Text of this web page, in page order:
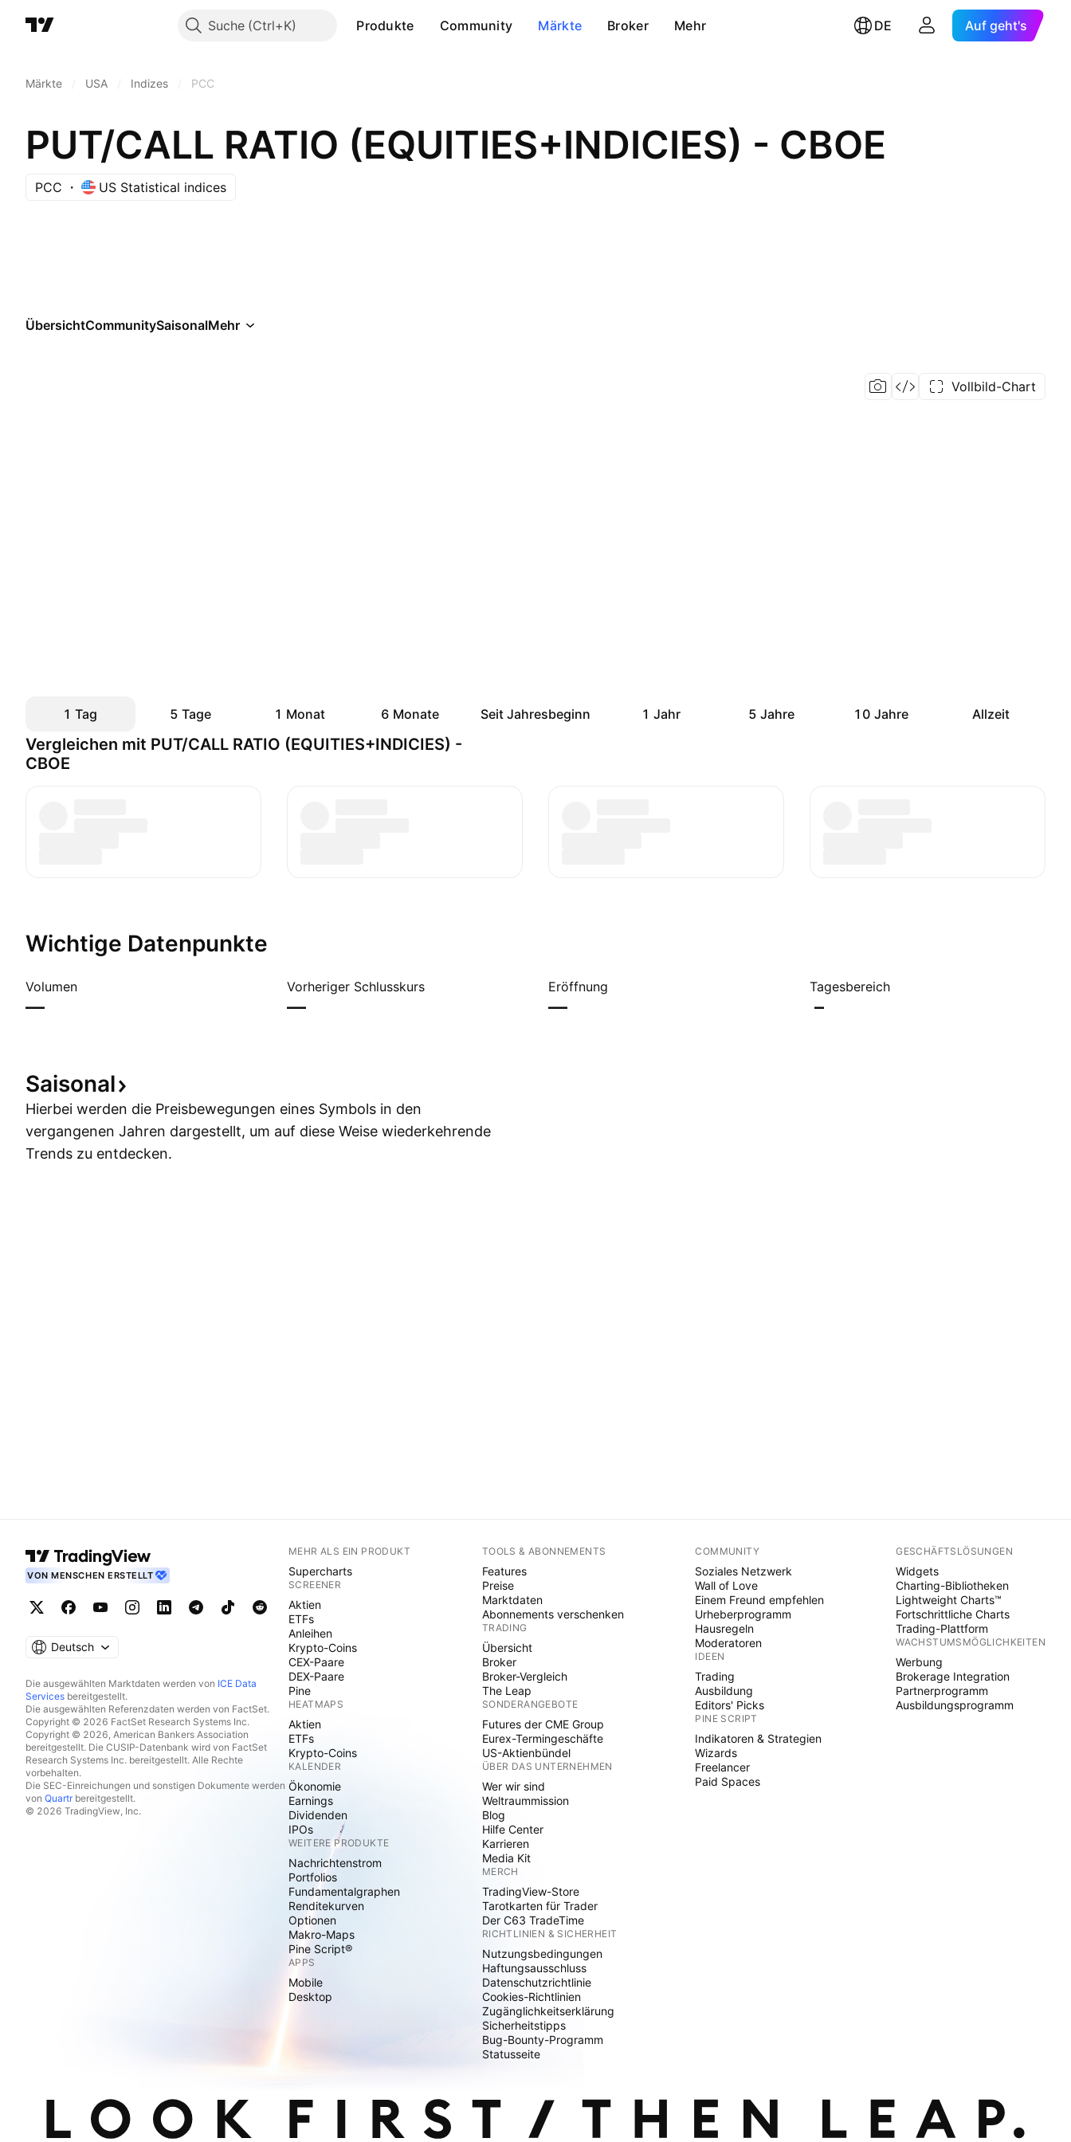
Suche Produkte Community Märkte Broker Mehr DE Auf geht's
Märkte USA Indizes PCC
PUT/CALL RATIO (EQUITIES+INDICIES) - CBOE
PCC US Statistical indices
ÜbersichtCommunitySaisonalMehr
Vollbild-Chart
1 Tag 5 Tage 1 Monat 6 Monate Seit Jahresbeginn 1 Jahr 5 Jahre 10 Jahre Allzeit
Vergleichen mit PUT/CALL RATIO (EQUITIES+INDICIES) -
CBOE
Wichtige Datenpunkte
Volumen
—
Vorheriger Schlusskurs
—
Eröffnung
—
Tagesbereich
–
Saisonal
Hierbei werden die Preisbewegungen eines Symbols in den
vergangenen Jahren dargestellt, um auf diese Weise wiederkehrende
Trends zu entdecken.
VON MENSCHEN ERSTELLT
Deutsch
Die ausgewählten Marktdaten werden von ICE Data
Services bereitgestellt.
Die ausgewählten Referenzdaten werden von FactSet.
Copyright © 2026 FactSet Research Systems Inc.
Copyright © 2026, American Bankers Association
bereitgestellt. Die CUSIP-Datenbank wird von FactSet
Research Systems Inc. bereitgestellt. Alle Rechte
vorbehalten.
Die SEC-Einreichungen und sonstigen Dokumente werden
von Quartrbereitgestellt.
© 2026 TradingView, Inc.
MEHR ALS EIN PRODUKT
Supercharts
SCREENER
Aktien
ETFs
Anleihen
Krypto-Coins
CEX-Paare
DEX-Paare
Pine
HEATMAPS
Aktien
ETFs
Krypto-Coins
KALENDER
Ökonomie
Earnings
Dividenden
IPOs
WEITERE PRODUKTE
Nachrichtenstrom
Portfolios
Fundamentalgraphen
Renditekurven
Optionen
Makro-Maps
Pine Script®
APPS
Mobile
Desktop
TOOLS & ABONNEMENTS
Features
Preise
Marktdaten
Abonnements verschenken
TRADING
Übersicht
Broker
Broker-Vergleich
The Leap
SONDERANGEBOTE
Futures der CME Group
Eurex-Termingeschäfte
US-Aktienbündel
ÜBER DAS UNTERNEHMEN
Wer wir sind
Weltraummission
Blog
Hilfe Center
Karrieren
Media Kit
MERCH
TradingView-Store
Tarotkarten für Trader
Der C63 TradeTime
RICHTLINIEN & SICHERHEIT
Nutzungsbedingungen
Haftungsausschluss
Datenschutzrichtlinie
Cookies-Richtlinien
Zugänglichkeitserklärung
Sicherheitstipps
Bug-Bounty-Programm
Statusseite
COMMUNITY
Soziales Netzwerk
Wall of Love
Einem Freund empfehlen
Urheberprogramm
Hausregeln
Moderatoren
IDEEN
Trading
Ausbildung
Editors' Picks
PINE SCRIPT
Indikatoren & Strategien
Wizards
Freelancer
Paid Spaces
GESCHÄFTSLÖSUNGEN
Widgets
Charting-Bibliotheken
Lightweight Charts™
Fortschrittliche Charts
Trading-Plattform
WACHSTUMSMÖGLICHKEITEN
Werbung
Brokerage Integration
Partnerprogramm
Ausbildungsprogramm